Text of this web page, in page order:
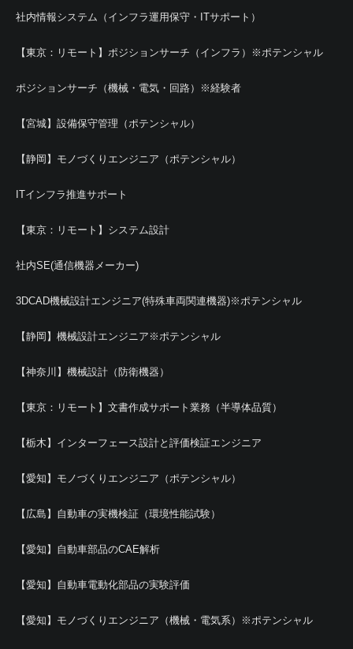
社内情報システム（インフラ運用保守・ITサポート）
【東京：リモート】ポジションサーチ（インフラ）※ポテンシャル
ポジションサーチ（機械・電気・回路）※経験者
【宮城】設備保守管理（ポテンシャル）
【静岡】モノづくりエンジニア（ポテンシャル）
ITインフラ推進サポート
【東京：リモート】システム設計
社内SE(通信機器メーカー)
3DCAD機械設計エンジニア(特殊車両関連機器)※ポテンシャル
【静岡】機械設計エンジニア※ポテンシャル
【神奈川】機械設計（防衛機器）
【東京：リモート】文書作成サポート業務（半導体品質）
【栃木】インターフェース設計と評価検証エンジニア
【愛知】モノづくりエンジニア（ポテンシャル）
【広島】自動車の実機検証（環境性能試験）
【愛知】自動車部品のCAE解析
【愛知】自動車電動化部品の実験評価
【愛知】モノづくりエンジニア（機械・電気系）※ポテンシャル